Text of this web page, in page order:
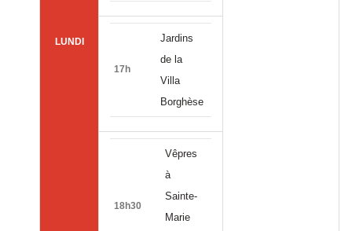
LUNDI
17h
Jardins
de la
Villa
Borghèse
18h30
Vêpres
à
Sainte-
Marie